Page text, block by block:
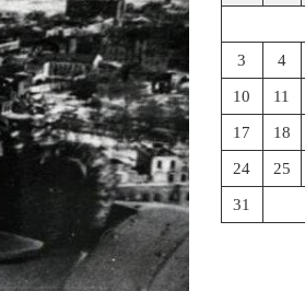
3 4
10 11
17 18
24 25
31